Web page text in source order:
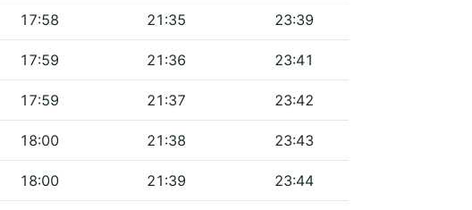
17:58 21:35 23:39
17:59 21:36 23:41
17:59 21:37 23:42
18:00 21:38 23:43
18:00 21:39 23:44